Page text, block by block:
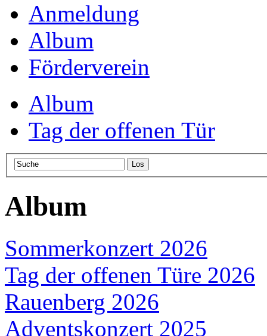
Anmeldung
Album
Förderverein
Album
Tag der offenen Tür
Album
Sommerkonzert 2026
Tag der offenen Türe 2026
Rauenberg 2026
Adventskonzert 2025